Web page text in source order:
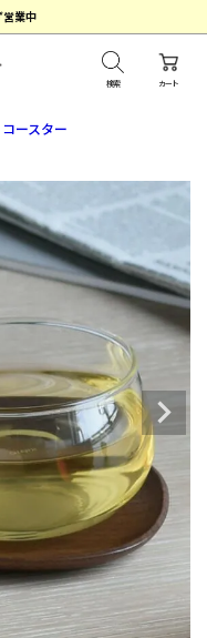
営業中
カート
検索
ースター